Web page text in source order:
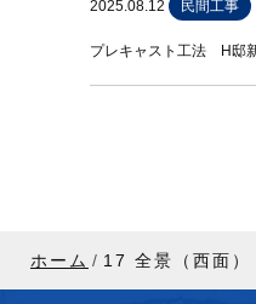
2025.08.12 民間工事
プレキャスト工法 H
ホーム 17 全景（西面）